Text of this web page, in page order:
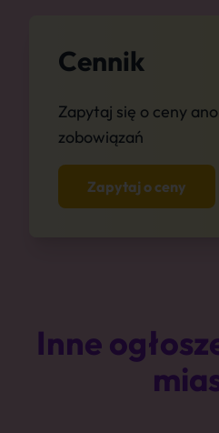
Cennik
Zapytaj się o ceny
zobowiązań
Zapytaj o ceny
Inne